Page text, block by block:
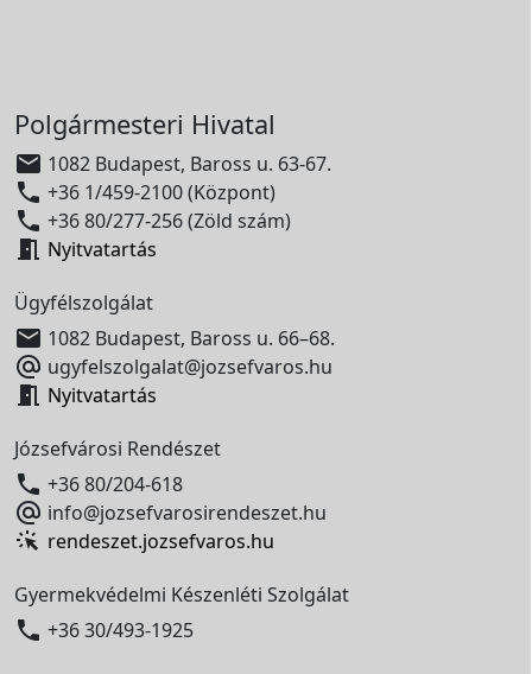
Polgármesteri Hivatal
 1082 Budapest, Baross u. 63-67.
 +36 1/459-2100 (Központ)
 +36 80/277-256 (Zöld szám)
 Nyitvatartás
Ügyfélszolgálat
 1082 Budapest, Baross u. 66–68.
 ugyfelszolgalat@jozsefvaros.hu
 Nyitvatartás
Józsefvárosi Rendészet
 +36 80/204-618
 info@jozsefvarosirendeszet.hu
rendeszet.jozsefvaros.hu
Gyermekvédelmi Készenléti Szolgálat
 +36 30/493-1925